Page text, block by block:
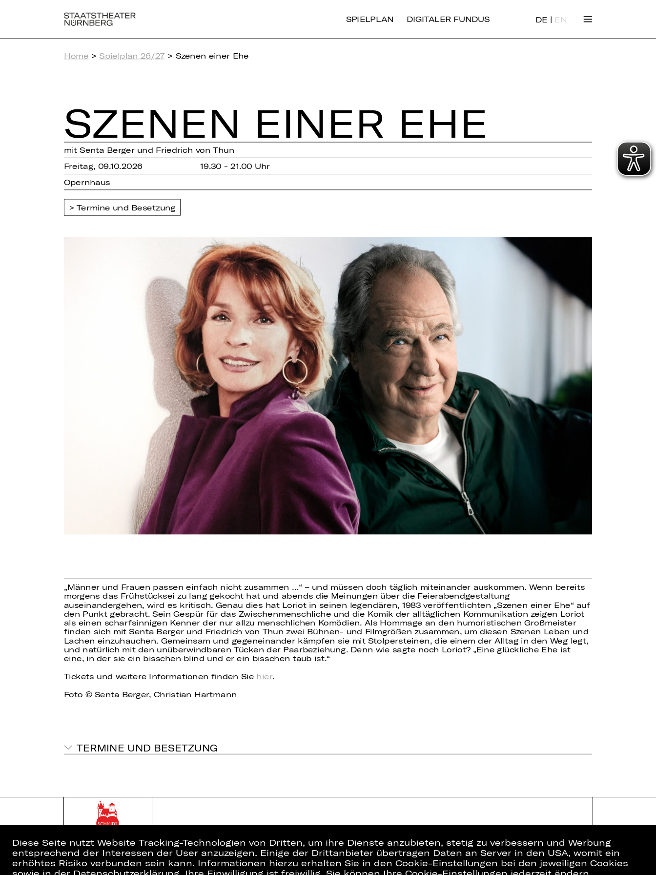
SPIELPLAN DIGITALER FUNDUS DE | EN
Home > Spielplan 26/27 > Szenen einer Ehe
SZENEN EINER EHE
mit Senta Berger und Friedrich von Thun
Freitag, 09.10.2026
19.30 - 21.00 Uhr
Opernhaus
Termine und Besetzung
„Männer und Frauen passen einfach nicht zusammen …“ – und müssen doch täglich miteinander auskommen. Wenn bereits
morgens das Frühstücksei zu lang gekocht hat und abends die Meinungen über die Feierabendgestaltung
auseinandergehen, wird es kritisch. Genau dies hat Loriot in seinen legendären, 1983 veröffentlichten „Szenen einer Ehe“ auf
den Punkt gebracht. Sein Gespür für das Zwischenmenschliche und die Komik der alltäglichen Kommunikation zeigen Loriot
als einen scharfsinnigen Kenner der nur allzu menschlichen Komödien. Als Hommage an den humoristischen Großmeister
finden sich mit Senta Berger und Friedrich von Thun zwei Bühnen- und Filmgrößen zusammen, um diesen Szenen Leben und
Lachen einzuhauchen. Gemeinsam und gegeneinander kämpfen sie mit Stolpersteinen, die einem der Alltag in den Weg legt,
und natürlich mit den unüberwindbaren Tücken der Paarbeziehung. Denn wie sagte noch Loriot? „Eine glückliche Ehe ist
eine, in der sie ein bisschen blind und er ein bisschen taub ist.“
Tickets und weitere Informationen finden Sie hier.
Foto © Senta Berger, Christian Hartmann
TERMINE UND BESETZUNG
Diese Seite nutzt Website Tracking-Technologien von Dritten, um ihre Dienste anzubieten, stetig zu verbessern und Werbung
entsprechend der Interessen der User anzuzeigen. Einige der Drittanbieter übertragen Daten an Server in den USA, womit ein
erhöhtes Risiko verbunden sein kann. Informationen hierzu erhalten Sie in den Cookie-Einstellungen bei den jeweiligen Cookies